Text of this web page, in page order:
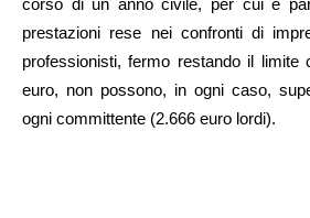
corso di un anno civile, per cui è
prestazioni rese nei confronti di
professionisti, fermo restando il limite
euro, non possono, in ogni caso,
ogni committente (2.666 euro lordi).